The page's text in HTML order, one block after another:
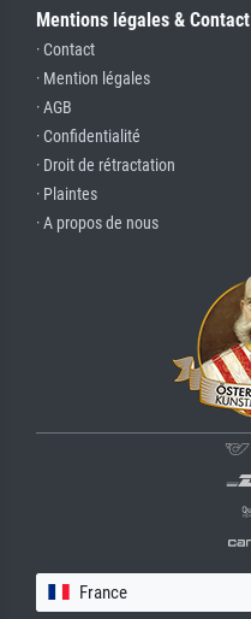
Mentions légales & Contact
· Contact
· Mention légales
· AGB
· Confidentialité
· Droit de rétractation
· Plaintes
· A propos de nous
France